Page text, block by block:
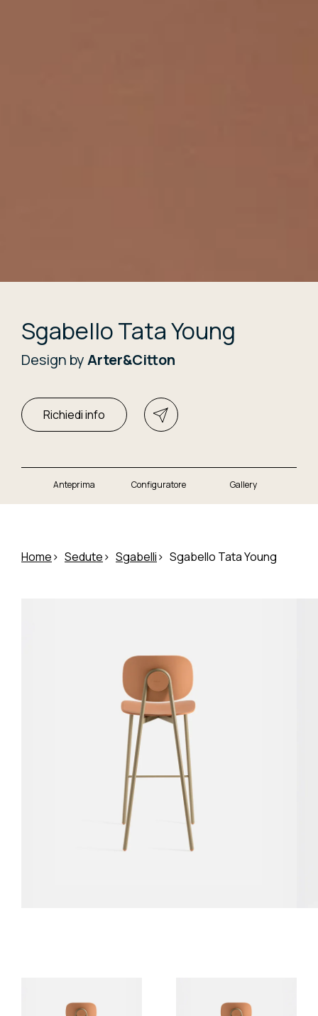
Sgabello Tata Young
Design byArter&Citton
Richiedi info
Anteprima Configuratore Gallery
Home Sedute Sgabelli Sgabello Tata Young